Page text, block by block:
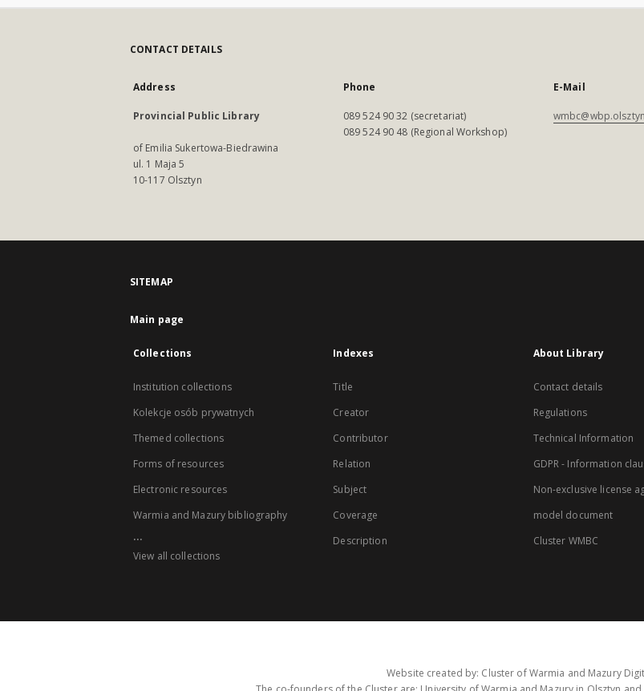
CONTACT DETAILS
Address
Provincial Public Library
of Emilia Sukertowa-Biedrawina
ul. 1 Maja 5
10-117 Olsztyn
Phone
089 524 90 32 (secretariat)
089 524 90 48 (Regional Workshop)
E-Mail
SITEMAP
Main page
Collections
Institution collections
Kolekcje osób prywatnych
Themed collections
Forms of resources
Electronic resources
Warmia and Mazury bibliography
...
View all collections
Indexes
Title
Creator
Contributor
Relation
Subject
Coverage
Description
About Library
Contact details
Regulations
Technical Information
GDPR - Information
Non-exclusive license
model document
Cluster WMBC
Website created by: Cluster of Warmia and Mazury